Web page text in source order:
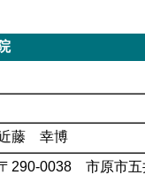
藤 幸博
290-0038 市原市五